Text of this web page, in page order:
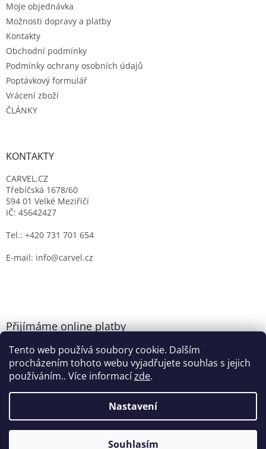
Tento web používá soubory cookie. Dalším
procházením tohoto webu vyjadřujete souhlas s jejich
používáním.. Více informacízde.
Nastavení
Souhlasím
Moje objednávka
Možnosti dopravy a platby
Kontakty
Obchodní podmínky
Podmínky ochrany osobních údajů
Poptávkový formulář
Vrácení zboží
ČLÁNKY
KONTAKTY
CARVEL.CZ
Třebíčská 1678/60
594 01 Velké Meziříčí
IČ: 45642427
Tel.: +420 731 701 654
E-mail: info@carvel.cz
Přijímáme online platby
Vytvořil Shoptet
CARVEL.CZ. Všechna práva vyhrazena.